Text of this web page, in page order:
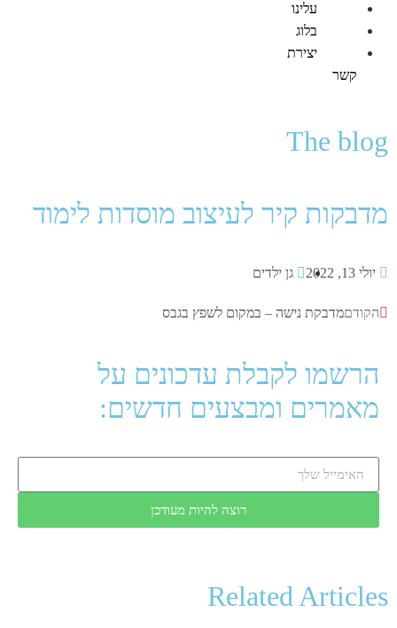
עלינו
בלוג
יצירת
קשר
The blog
מדבקות קיר לעיצוב מוסדות לימוד
יולי 13, 2022 גן ילדים
הקודםמדבקת נישה – במקום לשפץ בגבס
הרשמו לקבלת עדכונים על
מאמרים ומבצעים חדשים:
רוצה להיות מעודכן
Related Articles